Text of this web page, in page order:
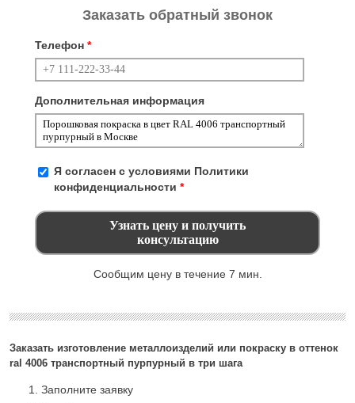
Заказать изготовление металлоизделий или покраску в оттенок
ral 4006 транспортный пурпурный в три шага
Заполните заявку
Заказать обратный звонок
Телефон *
Дополнительная информация
Я согласен с условиями Политики
конфиденциальности *
Сообщим цену в течение 7 мин.